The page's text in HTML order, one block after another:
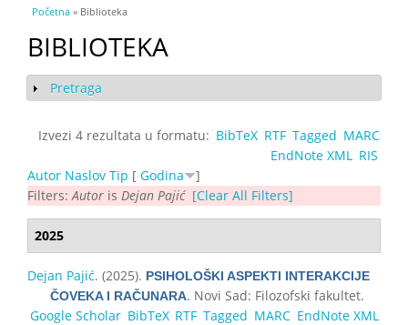
You are here
Početna » Biblioteka
BIBLIOTEKA
Show
Pretraga
Izvezi 4 rezultata u formatu: BibTeX RTF Tagged MARC
EndNote XML
RIS
Autor Naslov Tip [ Godina
]
Filters: Autor is Dejan Pajić [Clear All Filters]
2025
Dejan Pajić. (2025). PSIHOLOŠKI ASPEKTI INTERAKCIJE
ČOVEKA I RAČUNARA. Novi Sad: Filozofski fakultet.
Google Scholar BibTeX RTF Tagged MARC EndNote XML